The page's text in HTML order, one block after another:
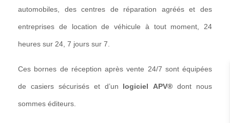
automobiles, des centres de réparation agréés et des
entreprises de location de véhicule à tout moment, 24
heures sur 24, 7 jours sur 7.
Ces bornes de réception après vente 24/7 sont équipées
de casiers sécurisés et d’un logiciel APV® dont nous
sommes éditeurs.